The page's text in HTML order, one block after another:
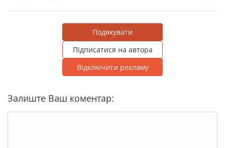
Подякувати
Підписатися на автора
Відключити рекламу
Залиште Ваш коментар: